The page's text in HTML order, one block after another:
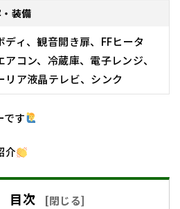
装備
ディ、観音開き扉、FFヒータ
アコン、冷蔵庫、電子レンジ、
リア液晶テレビ、シンク
です
介
目次 [閉じる]